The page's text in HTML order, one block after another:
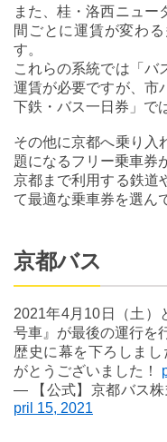
また、桂・洛西ニュー
間ごとに運賃が変わ
す。
これらの系統では「バ
運賃が必要ですが、市
下鉄・バス一日券」で
その他に京都へ乗り入
題になるフリー乗車券
京都まで利用する鉄道
て最適な乗車券を選ん
京都バス
2021年4月10日（土）
号車』が最後の運行を
歴史に幕を下ろしま
がとうございました！
— 【公式】京都バス株
pril 15, 2021